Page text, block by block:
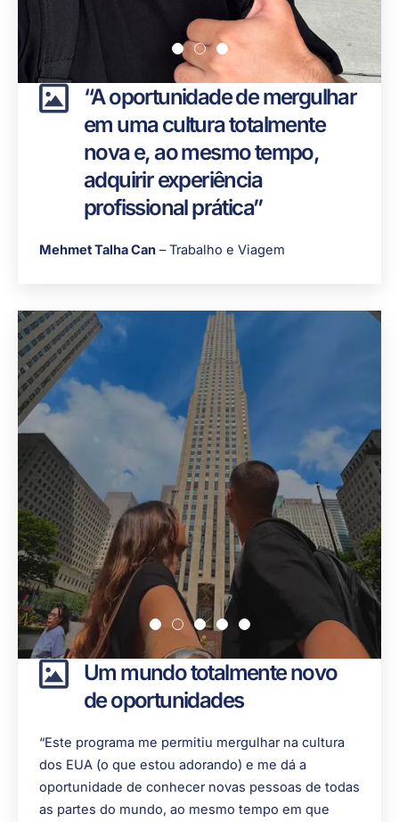
“A oportunidade de mergulhar
em uma cultura totalmente
nova e, ao mesmo tempo,
adquirir experiência
profissional prática”
Mehmet Talha Can – Trabalho e Viagem
Um mundo totalmente novo
de oportunidades
“Este programa me permitiu mergulhar na cultura
dos EUA (o que estou adorando) e me dá a
oportunidade de conhecer novas pessoas de todas
as partes do mundo, ao mesmo tempo em que